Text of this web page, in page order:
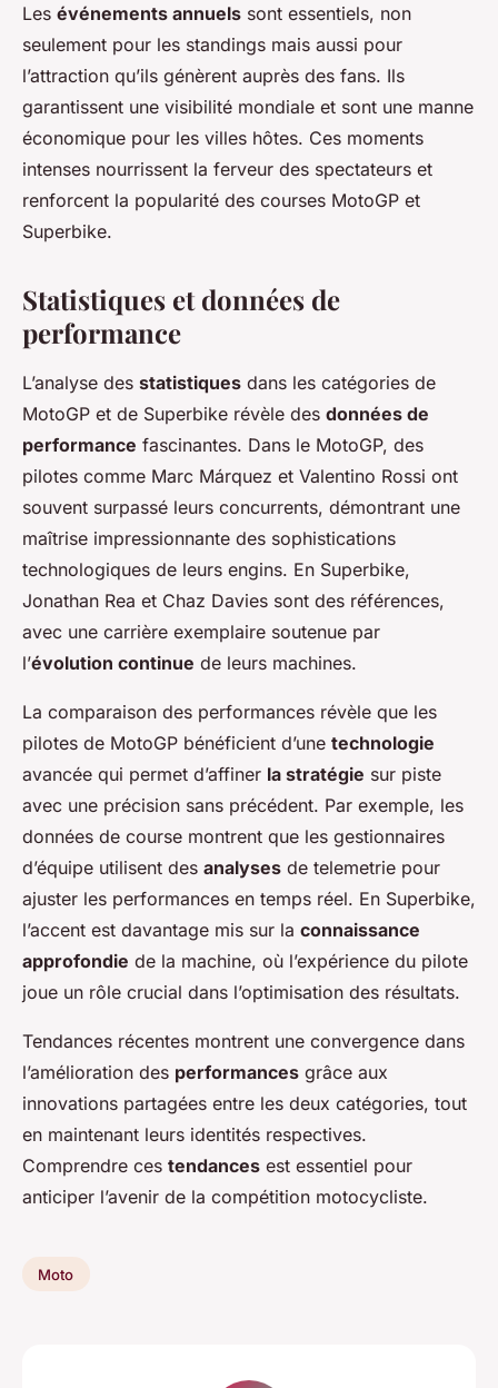
Les événements annuels sont essentiels, non
seulement pour les standings mais aussi pour
l’attraction qu’ils génèrent auprès des fans. Ils
garantissent une visibilité mondiale et sont une manne
économique pour les villes hôtes. Ces moments
intenses nourrissent la ferveur des spectateurs et
renforcent la popularité des courses MotoGP et
Superbike.
Statistiques et données de
performance
L’analyse des statistiques dans les catégories de
MotoGP et de Superbike révèle des données de
performance fascinantes. Dans le MotoGP, des
pilotes comme Marc Márquez et Valentino Rossi ont
souvent surpassé leurs concurrents, démontrant une
maîtrise impressionnante des sophistications
technologiques de leurs engins. En Superbike,
Jonathan Rea et Chaz Davies sont des références,
avec une carrière exemplaire soutenue par
l’évolution continue de leurs machines.
La comparaison des performances révèle que les
pilotes de MotoGP bénéficient d’une technologie
avancée qui permet d’affiner la stratégie sur piste
avec une précision sans précédent. Par exemple, les
données de course montrent que les gestionnaires
d’équipe utilisent des analyses de telemetrie pour
ajuster les performances en temps réel. En Superbike,
l’accent est davantage mis sur la connaissance
approfondie de la machine, où l’expérience du pilote
joue un rôle crucial dans l’optimisation des résultats.
Tendances récentes montrent une convergence dans
l’amélioration des performances grâce aux
innovations partagées entre les deux catégories, tout
en maintenant leurs identités respectives.
Comprendre ces tendances est essentiel pour
anticiper l’avenir de la compétition motocycliste.
Moto